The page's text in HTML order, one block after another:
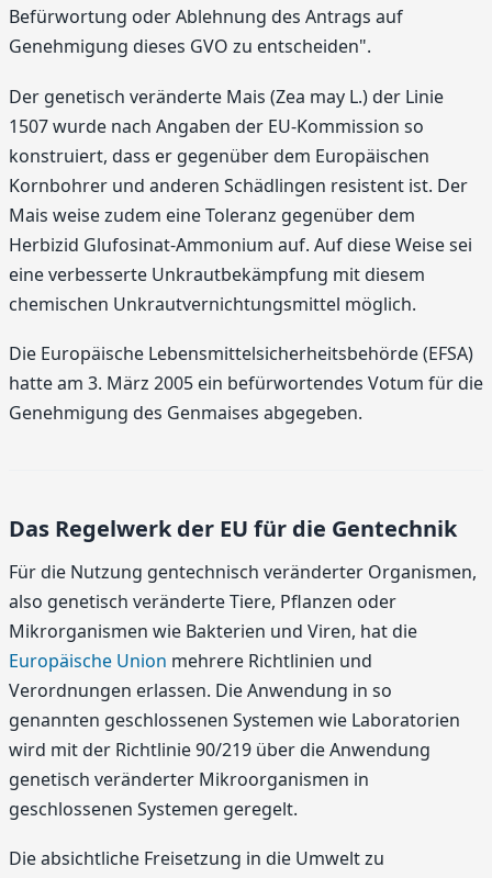
Befürwortung oder Ablehnung des Antrags auf
Genehmigung dieses GVO zu entscheiden".
Der genetisch veränderte Mais (Zea may L.) der Linie
1507 wurde nach Angaben der EU-Kommission so
konstruiert, dass er gegenüber dem Europäischen
Kornbohrer und anderen Schädlingen resistent ist. Der
Mais weise zudem eine Toleranz gegenüber dem
Herbizid Glufosinat-Ammonium auf. Auf diese Weise sei
eine verbesserte Unkrautbekämpfung mit diesem
chemischen Unkrautvernichtungsmittel möglich.
Die Europäische Lebensmittelsicherheitsbehörde (EFSA)
hatte am 3. März 2005 ein befürwortendes Votum für die
Genehmigung des Genmaises abgegeben.
Das Regelwerk der EU für die Gentechnik
Für die Nutzung gentechnisch veränderter Organismen,
also genetisch veränderte Tiere, Pflanzen oder
Mikrorganismen wie Bakterien und Viren, hat die
Europäische Union mehrere Richtlinien und
Verordnungen erlassen. Die Anwendung in so
genannten geschlossenen Systemen wie Laboratorien
wird mit der Richtlinie 90/219 über die Anwendung
genetisch veränderter Mikroorganismen in
geschlossenen Systemen geregelt.
Die absichtliche Freisetzung in die Umwelt zu